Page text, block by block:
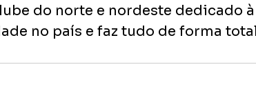
do norte e nordeste dedicado
no país e faz tudo de forma